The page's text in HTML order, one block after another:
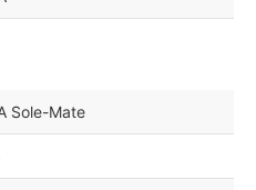
Sole-Mate